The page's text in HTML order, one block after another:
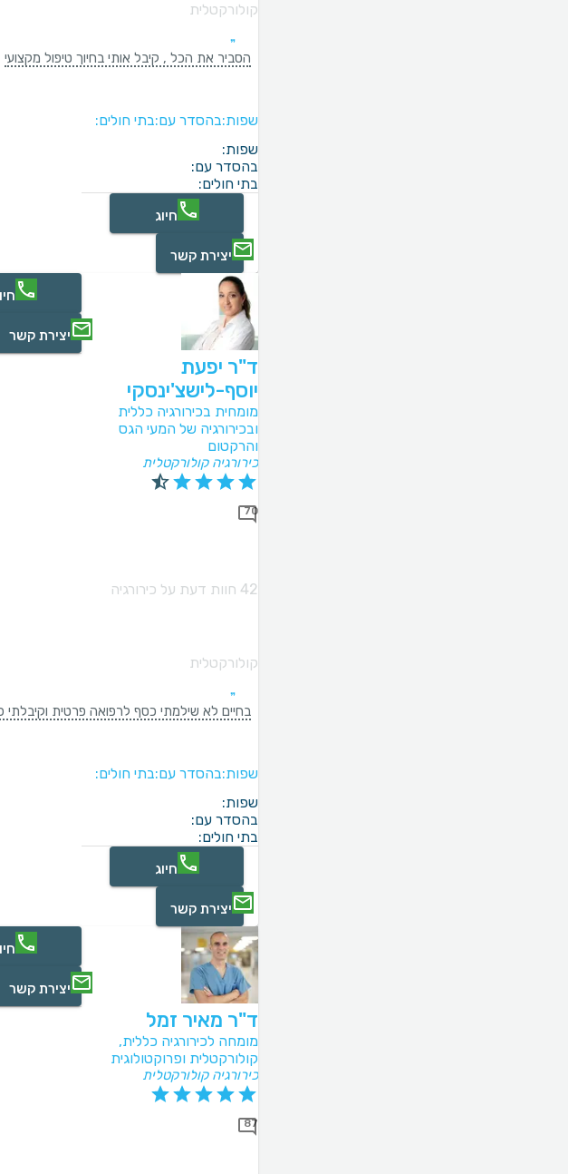
קולורקטלית
הסביר את הכל , קיבל אותי בחיוך טיפול מקצועי
שפות:בהסדר עם:בתי חולים:
שפות:
בהסדר עם:
בתי חולים:
חיוג
יצירת קשר
ד"ר יפעת
יוסף-לישצ'ינסקי
מומחית בכירורגיה כללית
ובכירורגיה של המעי הגס
והרקטום
כירורגיה קולורקטלית
70
42 חוות דעת על כירורגיה
קולורקטלית
בחיים לא שילמתי כסף לרפואה פרטית וקיבלתי כל כך מעט יחס.
שפות:בהסדר עם:בתי חולים:
שפות:
בהסדר עם:
בתי חולים:
יצירת קשר
חיוג
יצירת קשר
ד"ר מאיר זמל
מומחה לכירורגיה כללית,
קולורקטלית ופרוקטולוגית
כירורגיה קולורקטלית
87
יצירת קשר